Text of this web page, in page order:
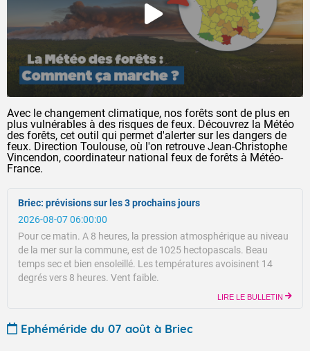
Avec le changement climatique, nos forêts sont de plus en
plus vulnérables à des risques de feux. Découvrez la Météo
des forêts, cet outil qui permet d'alerter sur les dangers de
feux. Direction Toulouse, où l'on retrouve Jean-Christophe
Vincendon, coordinateur national feux de forêts à Météo-
France.
Briec: prévisions sur les 3 prochains jours
2026-08-07 06:00:00
Pour ce matin. A 8 heures, la pression atmosphérique au niveau
de la mer sur la commune, est de 1025 hectopascals. Beau
temps sec et bien ensoleillé. Les températures avoisinent 14
degrés vers 8 heures. Vent faible.
LIRE LE BULLETIN
Ephéméride du 07 août à Briec